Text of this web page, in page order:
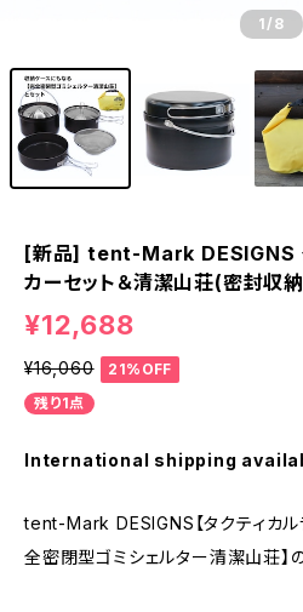
1/8
[新品] tent-Mark DESIGNS
カーセット＆清潔山荘(密封収
¥12,688
¥16,060
21%OFF
残り1点
International shipping
tent-Mark DESIGNS【タクティカル
全密閉型ゴミシェルター清潔山荘】